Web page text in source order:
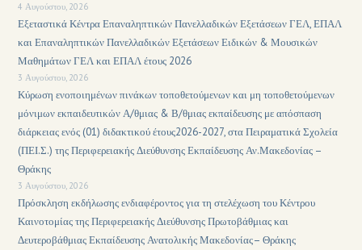
4 Αυγούστου, 2026
Εξεταστικά Κέντρα Επαναληπτικών Πανελλαδικών Εξετάσεων ΓΕΛ, ΕΠΑΛ
και Επαναληπτικών Πανελλαδικών Εξετάσεων Ειδικών & Μουσικών
Μαθημάτων ΓΕΛ και ΕΠΑΛ έτους 2026
3 Αυγούστου, 2026
Κύρωση ενοποιημένων πινάκων τοποθετούμενων και μη τοποθετούμενων
μόνιμων εκπαιδευτικών Α/θμιας & Β/θμιας εκπαίδευσης με απόσπαση
διάρκειας ενός (01) διδακτικού έτους2026-2027, στα Πειραματικά Σχολεία
(ΠΕΙ.Σ.) της Περιφερειακής Διεύθυνσης Εκπαίδευσης Αν.Μακεδονίας –
Θράκης
3 Αυγούστου, 2026
Πρόσκληση εκδήλωσης ενδιαφέροντος για τη στελέχωση του Κέντρου
Καινοτομίας της Περιφερειακής Διεύθυνσης Πρωτοβάθμιας και
Δευτεροβάθμιας Εκπαίδευσης Ανατολικής Μακεδονίας– Θράκης